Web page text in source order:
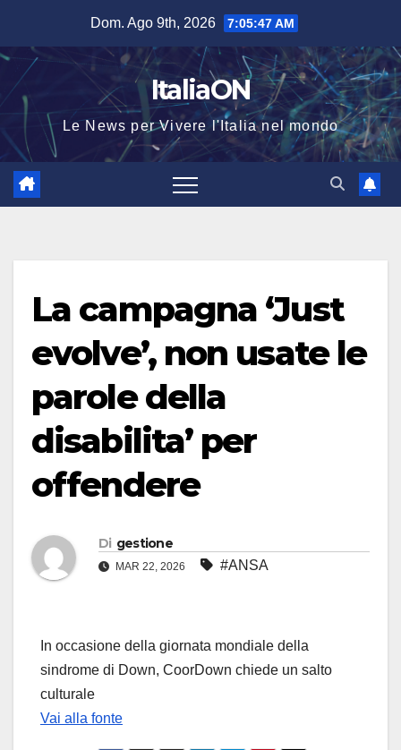
contenuto
Dom. Ago 9th, 2026 7:05:47 AM
ItaliaON
Le News per Vivere l'Italia nel mondo
La campagna ‘Just
evolve’, non usate le
parole della
disabilita’ per
offendere
Di gestione
MAR 22, 2026 #ANSA
In occasione della giornata mondiale della
sindrome di Down, CoorDown chiede un salto
culturale
Vai alla fonte